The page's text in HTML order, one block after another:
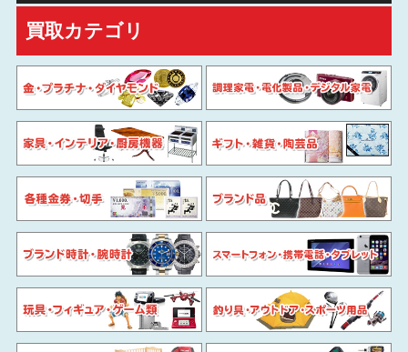
買取カテゴリ